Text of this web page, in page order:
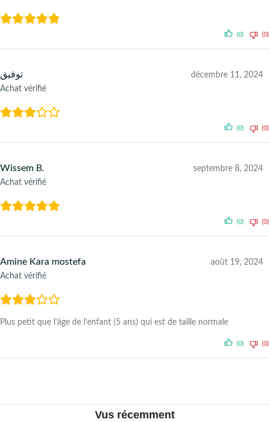
(0) (0)
توفيق
Achat vérifié
décembre 11, 2024
(0) (0)
Wissem B.
Achat vérifié
septembre 8, 2024
(0) (0)
Amine Kara mostefa
Achat vérifié
août 19, 2024
Plus petit que l’âge de l’enfant (5 ans) qui est de taille normale
(0) (0)
Vus récemment